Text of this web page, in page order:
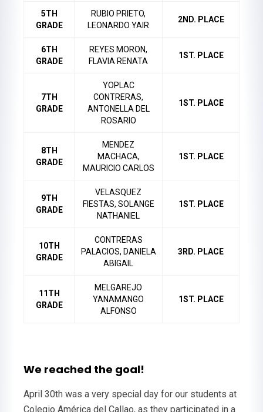
5TH
GRADE
RUBIO PRIETO,
LEONARDO YAIR
2ND. PLACE
6TH
GRADE
REYES MORON,
FLAVIA RENATA
1ST. PLACE
7TH
GRADE
YOPLAC
CONTRERAS,
ANTONELLA DEL
ROSARIO
1ST. PLACE
8TH
GRADE
MENDEZ
MACHACA,
MAURICIO CARLOS
1ST. PLACE
9TH
GRADE
VELASQUEZ
FIESTAS, SOLANGE
NATHANIEL
1ST. PLACE
10TH
GRADE
CONTRERAS
PALACIOS, DANIELA
ABIGAIL
3RD. PLACE
11TH
GRADE
MELGAREJO
YANAMANGO
ALFONSO
1ST. PLACE
We reached the goal!
April 30th was a very special day for our students at
Colegio América del Callao, as they participated in a